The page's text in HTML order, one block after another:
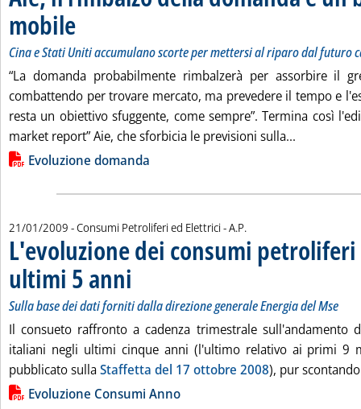
mobile
Cina e Stati Uniti accumulano scorte per mettersi al riparo dal futuro
“La domanda probabilmente rimbalzerà per assorbire il
combattendo per trovare mercato, ma prevedere il tempo e
resta un obiettivo sfuggente, come sempre”. Termina così
market report” Aie, che sforbicia le previsioni sulla...
Lista allegati PDF alla notizia
Evoluzione domanda
21/01/2009 - Consumi Petroliferi ed Elettrici -di:
A.P.
L'evoluzione dei consumi
ultimi 5 anni . Sottotitolo: Sulla base dei dati forniti dalla direzione
. Pubblicata mercoledì 21 gennaio 2009 alle 15.10.
Sulla base dei dati forniti dalla direzione generale Energia del Mse
Il consueto raffronto a cadenza trimestrale sull'andamento
italiani negli ultimi cinque anni (l'ultimo relativo ai primi 9
pubblicato sullaStaffetta del 17 ottobre 2008), pur
Lista allegati PDF alla notizia
Evoluzione Consumi Anno